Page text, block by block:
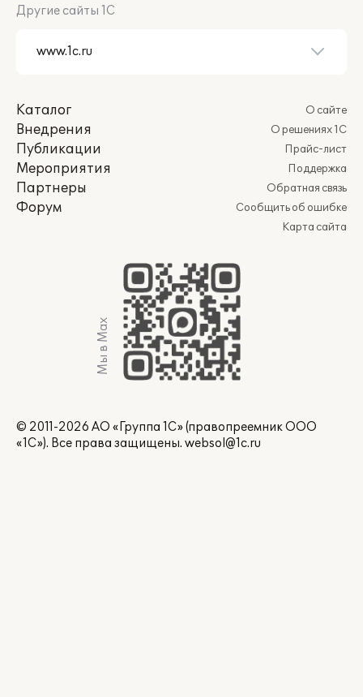
Другие сайты 1С
Каталог
Внедрения
Публикации
Мероприятия
Партнеры
Форум
О сайте
О решениях 1С
Прайс-лист
Поддержка
Обратная связь
Сообщить об ошибке
Карта сайта
Мы в Max
© 2011-2026 АО «Группа 1С» (правопреемник ООО
«1С»). Все права защищены. websol@1c.ru